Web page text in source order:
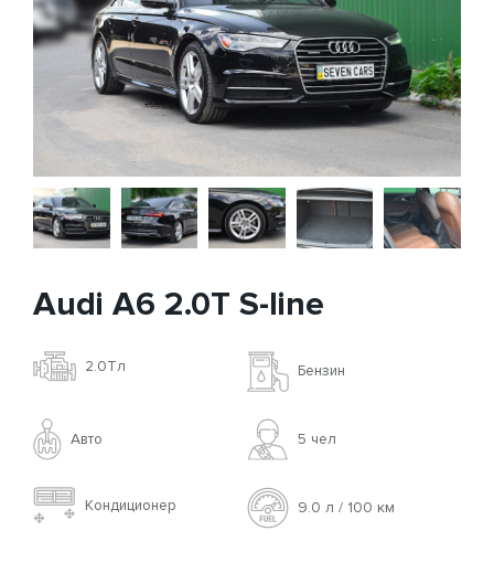
Audi A6 2.0T S-line
2.0Tл Бензин
Авто 5 чел
Кондиционер 9.0 л / 100 км